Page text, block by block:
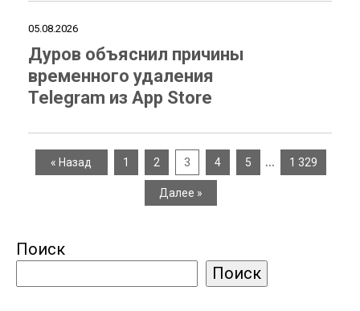
05.08.2026
Дуров объяснил причины
временного удаления
Telegram из App Store
« Назад 1 2 3 4 5 … 1 329
Далее »
Поиск
Поиск